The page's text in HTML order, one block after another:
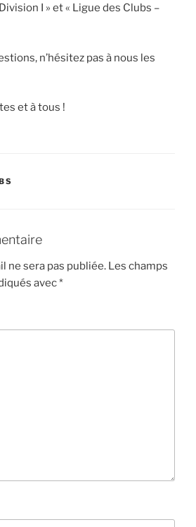
I » et « Ligue des Clubs –
n’hésitez pas à nous les
et à tous !
ne sera pas publiée. Les champs
avec*